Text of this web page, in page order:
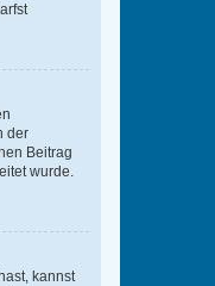
der
Beitrag
wurde.
kannst